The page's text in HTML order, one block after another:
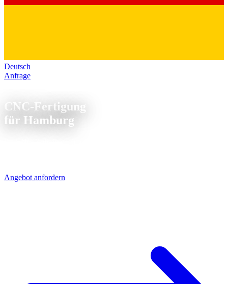
Deutsch
Anfrage
CNC-Fertigung
für Hamburg
Angebot anfordern